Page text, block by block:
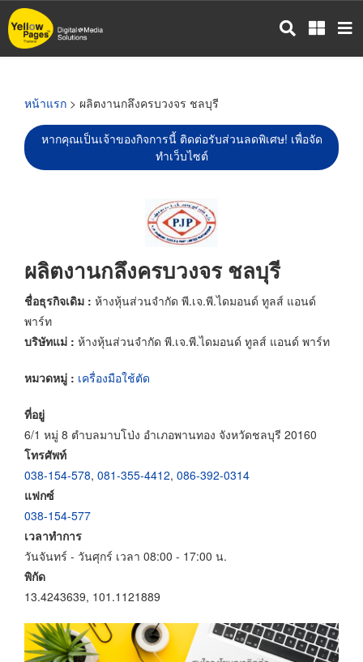
ข้าม
ไป
หน้าแรก > ผลิตงานกลึงครบวงจร ชลบุรี
หากคุณเป็นเจ้าของกิจการนี้ ติดต่อรับส่วนลดพิเศษ! เพื่อจัด
ทำเว็บไซต์
ผลิตงานกลึงครบวงจร ชลบุรี
ชื่อธุรกิจเดิม : ห้างหุ้นส่วนจำกัด พี.เจ.พี.ไดมอนด์ ทูลส์ แอนด์
พาร์ท
บริษัทแม่ : ห้างหุ้นส่วนจำกัด พี.เจ.พี.ไดมอนด์ ทูลส์ แอนด์ พาร์ท
หมวดหมู่ : เครื่องมือใช้ตัด
ที่อยู่
6/1 หมู่ 8 ตำบลมาบโป่ง อำเภอพานทอง จังหวัดชลบุรี 20160
โทรศัพท์
038-154-578, 081-355-4412, 086-392-0314
แฟกซ์
038-154-577
เวลาทำการ
วันจันทร์ - วันศุกร์ เวลา 08:00 - 17:00 น.
พิกัด
13.4243639, 101.1121889